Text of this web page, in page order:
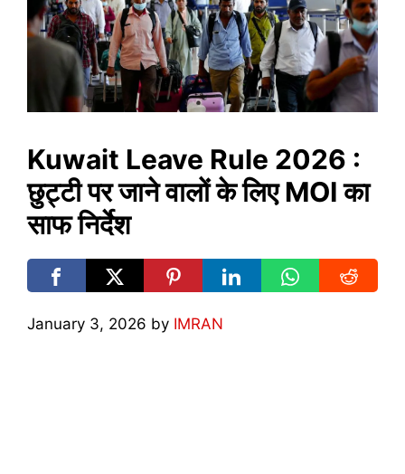
Kuwait Leave Rule 2026 :
छुट्टी पर जाने वालों के लिए MOI का
साफ निर्देश
January 3, 2026 by IMRAN